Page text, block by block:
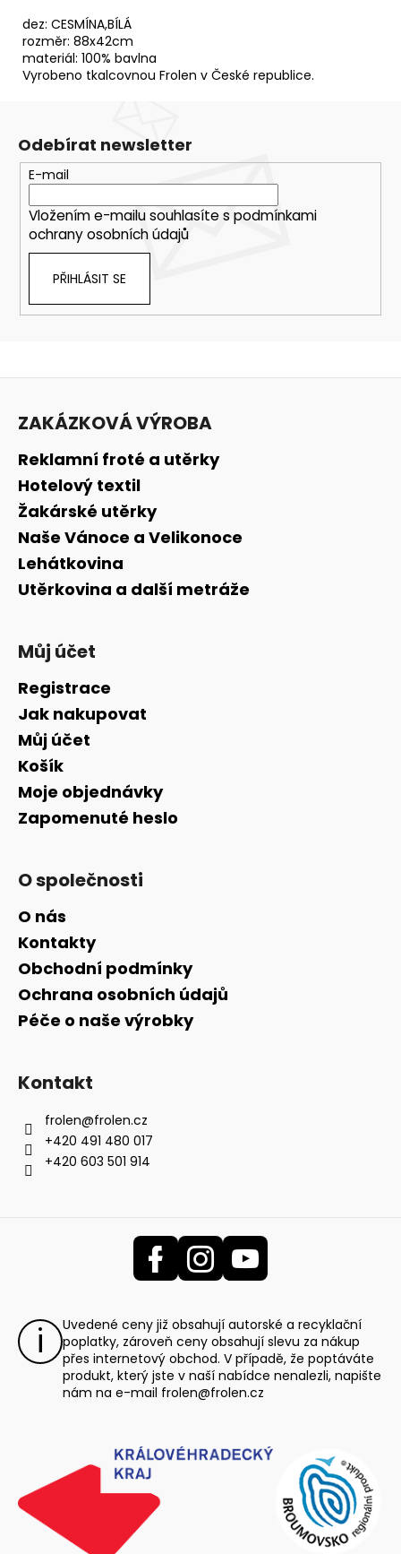
dez: CESMÍNA,BÍLÁ
rozměr: 88x42cm
materiál: 100% bavlna
Vyrobeno tkalcovnou Frolen v České republice.
Odebírat newsletter
E-mail
Vložením e-mailu souhlasíte s podmínkami
ochrany osobních údajů
PŘIHLÁSIT SE
ZAKÁZKOVÁ VÝROBA
Reklamní froté a utěrky
Hotelový textil
Žakárské utěrky
Naše Vánoce a Velikonoce
Lehátkovina
Utěrkovina a další metráže
Můj účet
Registrace
Jak nakupovat
Můj účet
Košík
Moje objednávky
Zapomenuté heslo
O společnosti
O nás
Kontakty
Obchodní podmínky
Ochrana osobních údajů
Péče o naše výrobky
Kontakt
frolen@frolen.cz
+420 491 480 017
+420 603 501 914
Uvedené ceny již obsahují autorské a recyklační
poplatky, zároveň ceny obsahují slevu za nákup
přes internetový obchod. V případě, že poptáváte
produkt, který jste v naší nabídce nenalezli, napište
nám na e-mail frolen@frolen.cz